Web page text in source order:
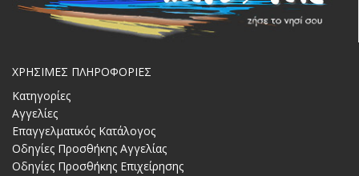
ΧΡΗΣΙΜΕΣ ΠΛΗΡΟΦΟΡΙΕΣ
Κατηγορίες
Αγγελίες
Επαγγελματικός Κατάλογος
Οδηγίες Προσθήκης Αγγελίας
Οδηγίες Προσθήκης Επιχείρησης